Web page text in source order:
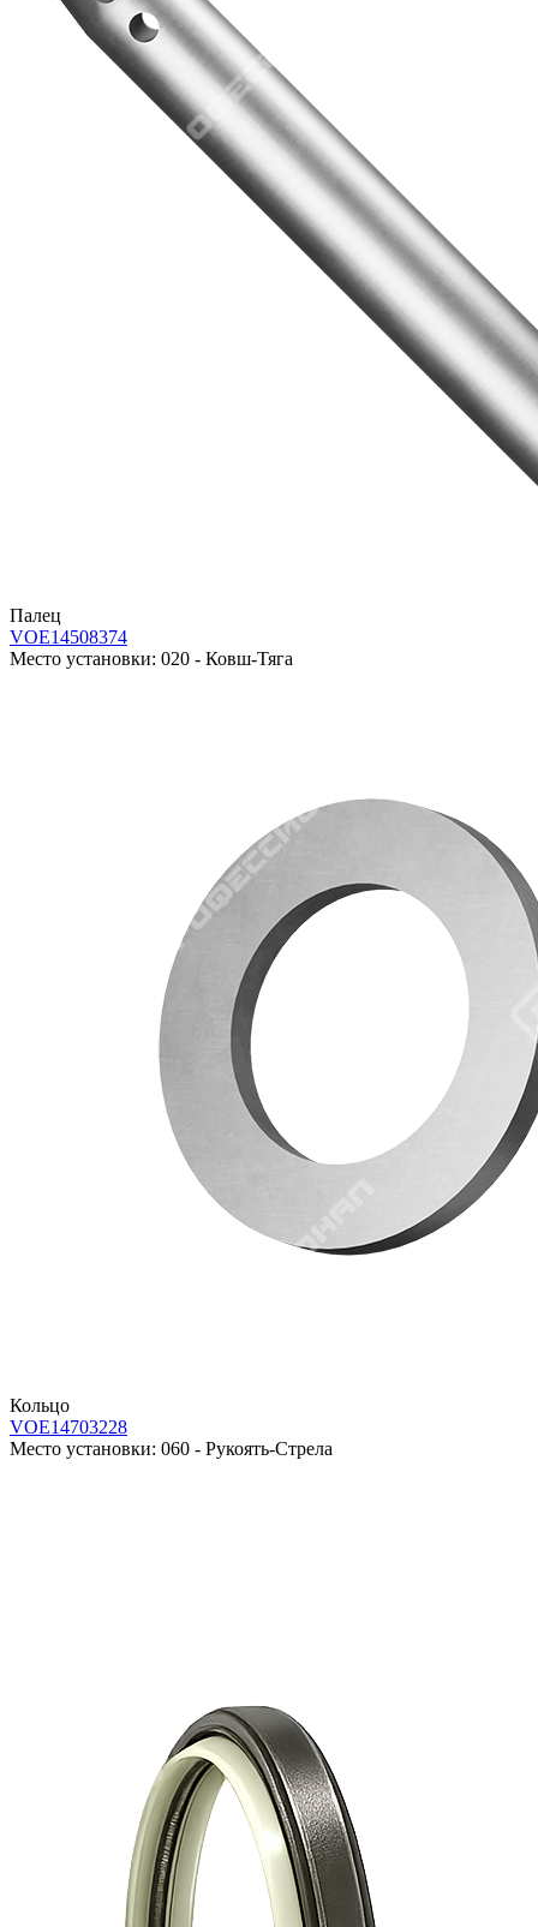
Палец
VOE14508374
Место установки: 020 - Ковш-Тяга
Кольцо
VOE14703228
Место установки: 060 - Рукоять-Стрела